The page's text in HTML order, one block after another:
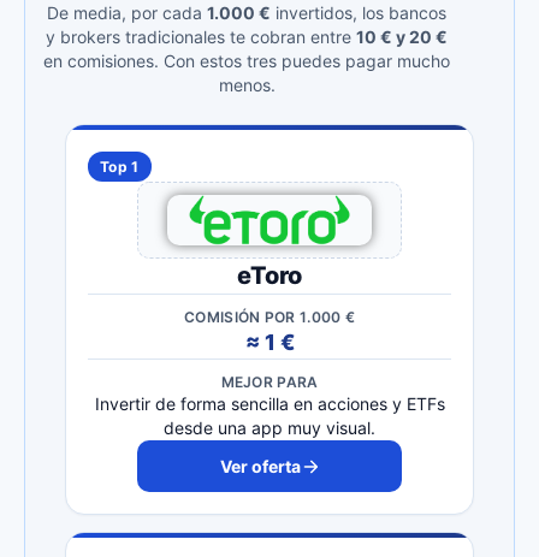
De media, por cada 1.000 € invertidos, los bancos
y brokers tradicionales te cobran entre 10 € y 20 €
en comisiones. Con estos tres puedes pagar mucho
menos.
Top 1
eToro
COMISIÓN POR 1.000 €
≈ 1 €
MEJOR PARA
Invertir de forma sencilla en acciones y ETFs
desde una app muy visual.
Ver oferta